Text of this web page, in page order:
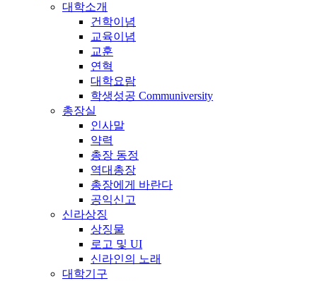
대학소개
건학이념
교육이념
교훈
연혁
대학요람
학생성공 Communiversity
총장실
인사말
약력
총장 동정
역대총장
총장에게 바란다
공익신고
신라상징
상징물
로고 및 UI
신라인의 노래
대학기구